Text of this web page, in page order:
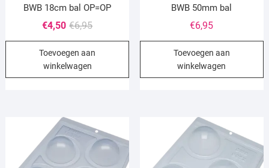
BWB 18cm bal OP=OP
€6,95Oorspronkelijke
prijs
was:
€4,50
Huidige
prijs
is:
Toevoegen aan
winkelwagen
BWB 50mm bal
€6,95
Toevoegen aan
winkelwagen